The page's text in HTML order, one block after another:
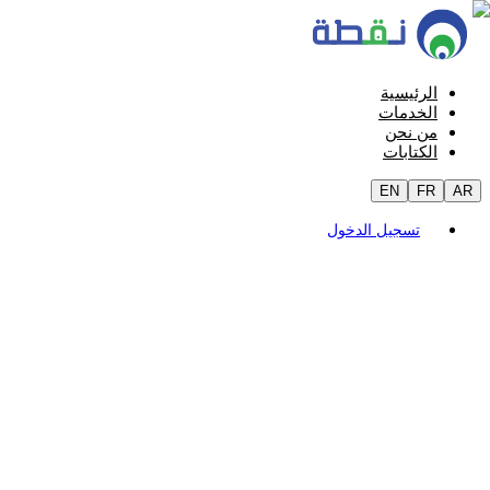
الرئيسية
الخدمات
من نحن
الكتابات
EN FR AR
تسجيل الدخول